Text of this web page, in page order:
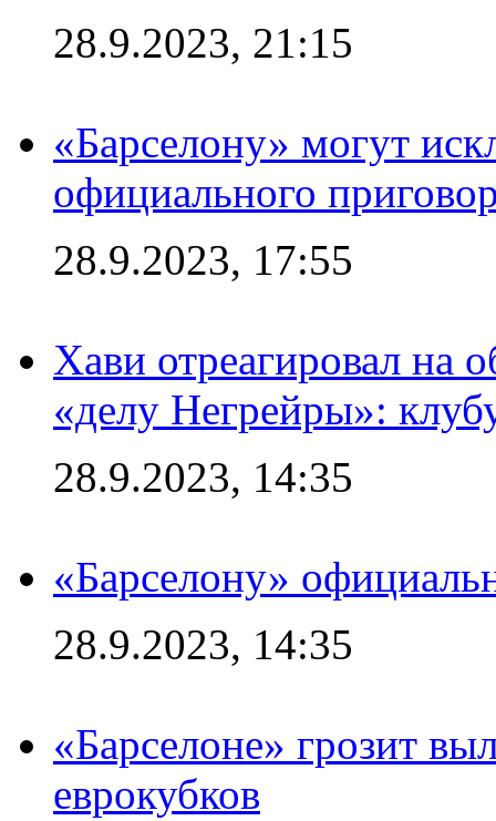
28.9.2023, 21:15
«Барселону» могут
официального
28.9.2023, 17:55
Хави отреагировал на
«делу Негрейры»:
28.9.2023, 14:35
«Барселону»
28.9.2023, 14:35
«Барселоне» грозит
еврокубков